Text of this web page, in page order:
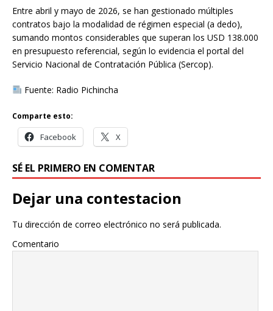
Entre abril y mayo de 2026, se han gestionado múltiples
contratos bajo la modalidad de régimen especial (a dedo),
sumando montos considerables que superan los USD 138.000
en presupuesto referencial, según lo evidencia el portal del
Servicio Nacional de Contratación Pública (Sercop).
Fuente: Radio Pichincha
Comparte esto:
Facebook X
SÉ EL PRIMERO EN COMENTAR
Dejar una contestacion
Tu dirección de correo electrónico no será publicada.
Comentario